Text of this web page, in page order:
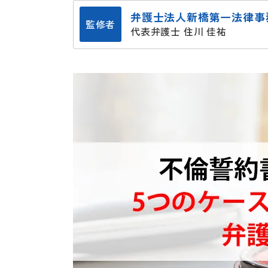
監修者 弁護士法人新橋第一法律
代表弁護士 住川 佳祐